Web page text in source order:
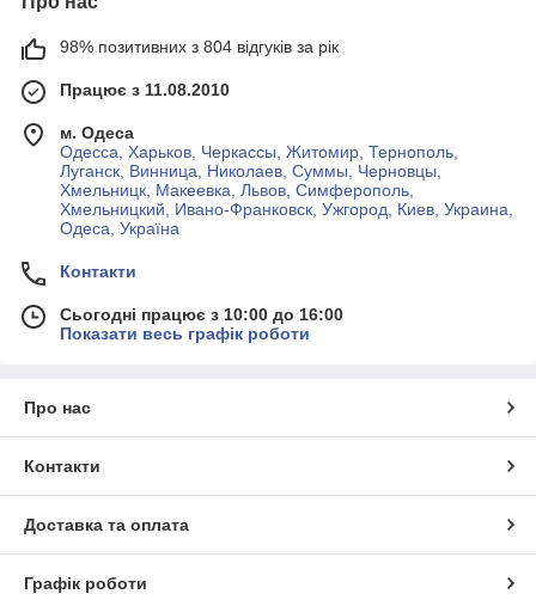
98% позитивних з 804 відгуків за рік
Працює з 11.08.2010
м. Одеса
Одесса, Харьков, Черкассы, Житомир, Тернополь,
Луганск, Винница, Николаев, Суммы, Черновцы,
Хмельницк, Макеевка, Львов, Симферополь,
Хмельницкий, Ивано-Франковск, Ужгород, Киев, Украина,
Одеса, Україна
Контакти
Сьогодні працює з 10:00 до 16:00
Показати весь графік роботи
Про нас
Контакти
Доставка та оплата
Графік роботи